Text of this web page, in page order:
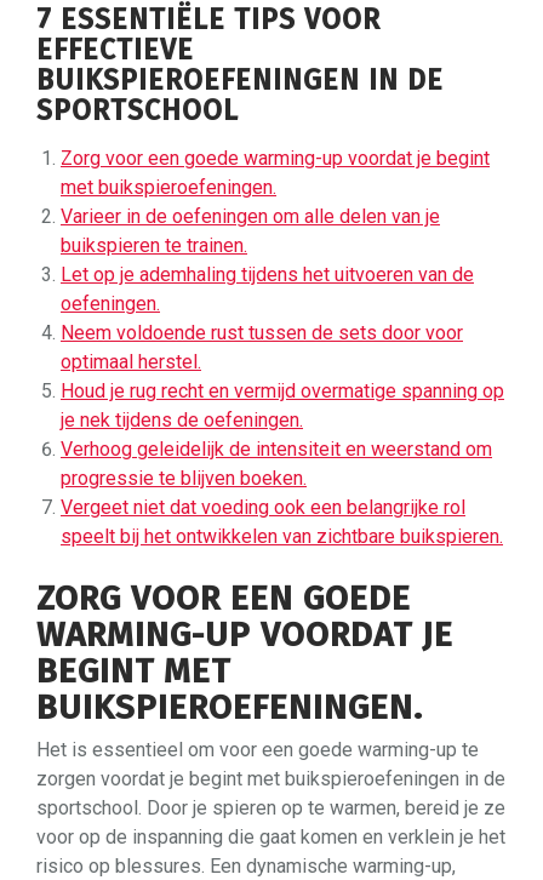
7 ESSENTIËLE TIPS VOOR
EFFECTIEVE
BUIKSPIEROEFENINGEN IN DE
SPORTSCHOOL
Zorg voor een goede warming-up voordat je begint
met buikspieroefeningen.
Varieer in de oefeningen om alle delen van je
buikspieren te trainen.
Let op je ademhaling tijdens het uitvoeren van de
oefeningen.
Neem voldoende rust tussen de sets door voor
optimaal herstel.
Houd je rug recht en vermijd overmatige spanning op
je nek tijdens de oefeningen.
Verhoog geleidelijk de intensiteit en weerstand om
progressie te blijven boeken.
Vergeet niet dat voeding ook een belangrijke rol
speelt bij het ontwikkelen van zichtbare buikspieren.
ZORG VOOR EEN GOEDE
WARMING-UP VOORDAT JE
BEGINT MET
BUIKSPIEROEFENINGEN.
Het is essentieel om voor een goede warming-up te
zorgen voordat je begint met buikspieroefeningen in de
sportschool. Door je spieren op te warmen, bereid je ze
voor op de inspanning die gaat komen en verklein je het
risico op blessures. Een dynamische warming-up,